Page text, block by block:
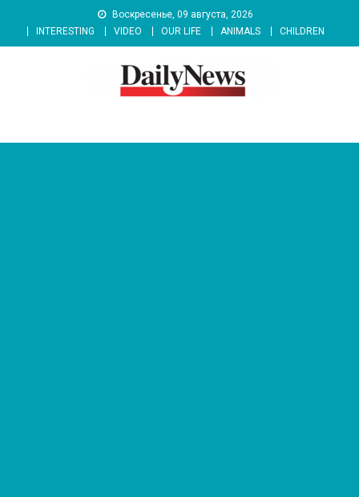
content
Воскресенье, 09 августа, 2026
INTERESTING
VIDEO OUR LIFE ANIMALS CHILDREN